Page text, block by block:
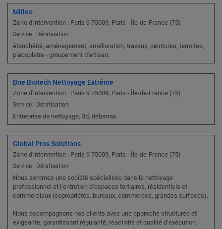
Milleo
Zone d'intervention : Paris 9 75009, Paris - Île-de-France (75)
Service : Dératisation
étanchéité, aménagement, amélioration, travaux, peintures, termites,
placoplatre - groupement d'artisan.
Bne Biotech Nettoyage Extrême
Zone d'intervention : Paris 9 75009, Paris - Île-de-France (75)
Service : Dératisation
Entreprise de nettoyage, 3d, débarras
Global Pros Solutions
Zone d'intervention : Paris 9 75009, Paris - Île-de-France (75)
Service : Dératisation
Nous sommes une société spécialisée dans le nettoyage
professionnel et l’entretien d’espaces tertiaires, résidentiels et
commerciaux (copropriétés, bureaux, commerces, grandes surfaces).
Nous accompagnons nos clients avec une approche structurée et
exigeante, garantissant régularité, réactivité et qualité d’exécution.